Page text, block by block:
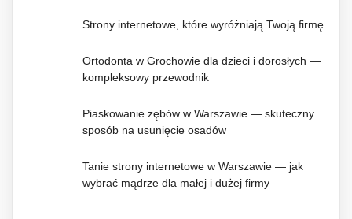
Strony internetowe, które wyróżniają Twoją firmę
Ortodonta w Grochowie dla dzieci i dorosłych —
kompleksowy przewodnik
Piaskowanie zębów w Warszawie — skuteczny
sposób na usunięcie osadów
Tanie strony internetowe w Warszawie — jak
wybrać mądrze dla małej i dużej firmy